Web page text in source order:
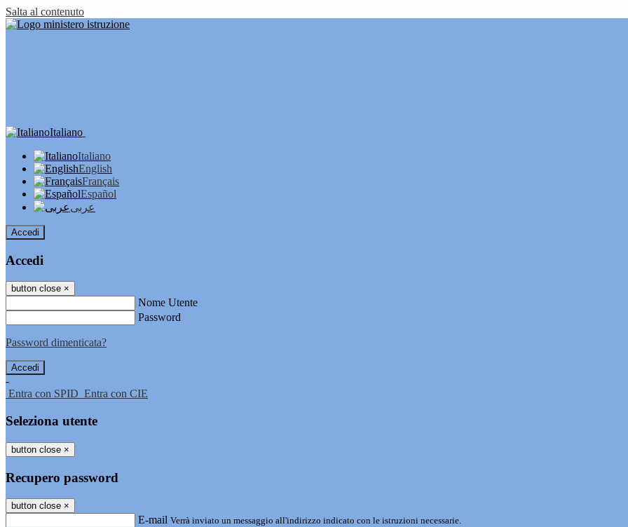
Salta al contenuto
Italiano
Italiano
English
Français
Español
عربى
Accedi
Accedi
button close ×
Nome Utente
Password
Password dimenticata?
-
Entra con SPID Entra con CIE
Seleziona utente
button close ×
Recupero password
button close ×
E-mail Verrà inviato un messaggio all'indirizzo indicato con le istruzioni necessarie.